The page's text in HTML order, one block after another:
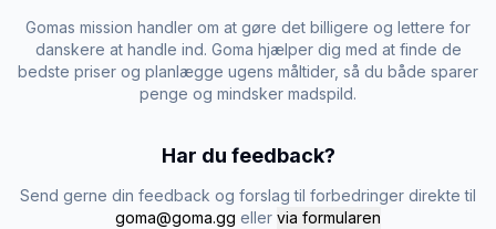
Gomas mission handler om at gøre det billigere og lettere for
danskere at handle ind. Goma hjælper dig med at finde de
bedste priser og planlægge ugens måltider, så du både sparer
penge og mindsker madspild.
Har du feedback?
Send gerne din feedback og forslag til forbedringer direkte til
goma@goma.gg eller via formularen